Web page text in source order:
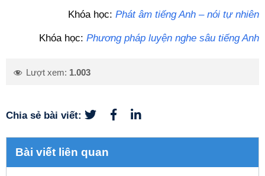
Khóa học: Phát âm tiếng Anh – nói tự nhiên
Khóa học: Phương pháp luyện nghe sâu tiếng Anh
Lượt xem: 1.003
Chia sẻ bài viết:
Bài viết liên quan